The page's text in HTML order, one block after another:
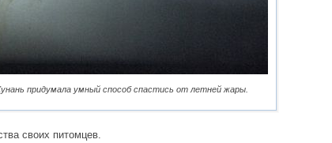
придумала умный способ спастись от летней жары.
своих питомцев.